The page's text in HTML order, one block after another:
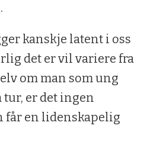
kanskje latent i oss
det er vil variere fra
om man som ung
tur, er det ingen
får en lidenskapelig